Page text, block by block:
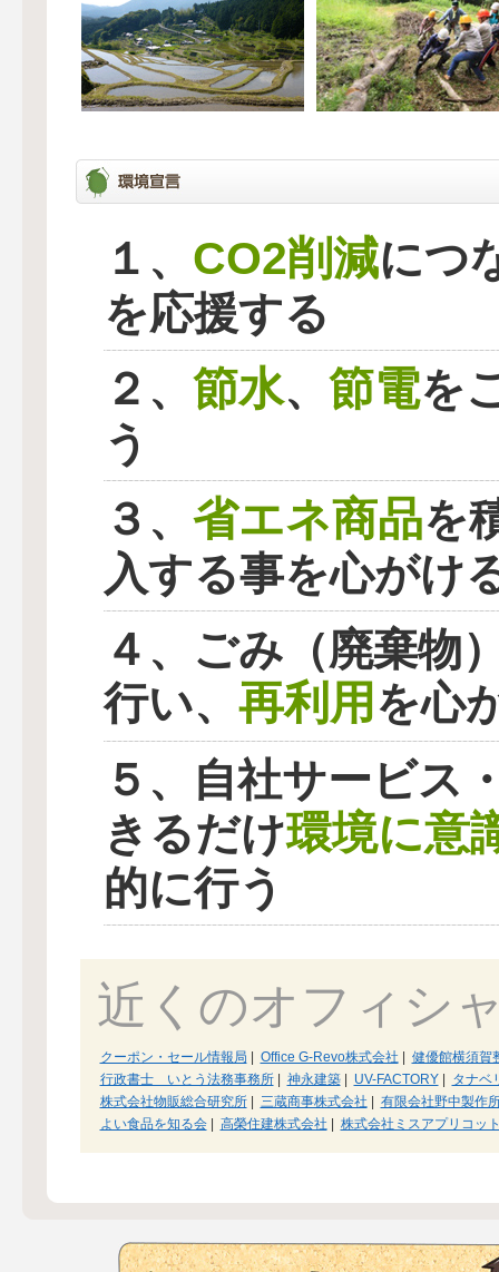
１、 CO2削減につ
を応援する
２、 節水、 節電を
う
３、 省エネ商品を
入する事を心がけ
４、ごみ（廃棄物
行い、 再利用を心
５、自社サービス
きるだけ環境に意
的に行う
近くのオフィシ
クーポン・セール情報局 Office G-Revo株式会社
健優館横須賀
行政書士 いとう法務事務所| 神永建築| UV-FACTORY|
タナベ
株式会社物販総合研究所| 三蔵商事株式会社
有限会社野中製作
よい食品を知る会| 高榮住建株式会社 株式会社ミスアプリコッ